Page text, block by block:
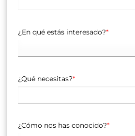
¿En qué estás interesado?*
¿Qué necesitas?*
¿Cómo nos has conocido?*